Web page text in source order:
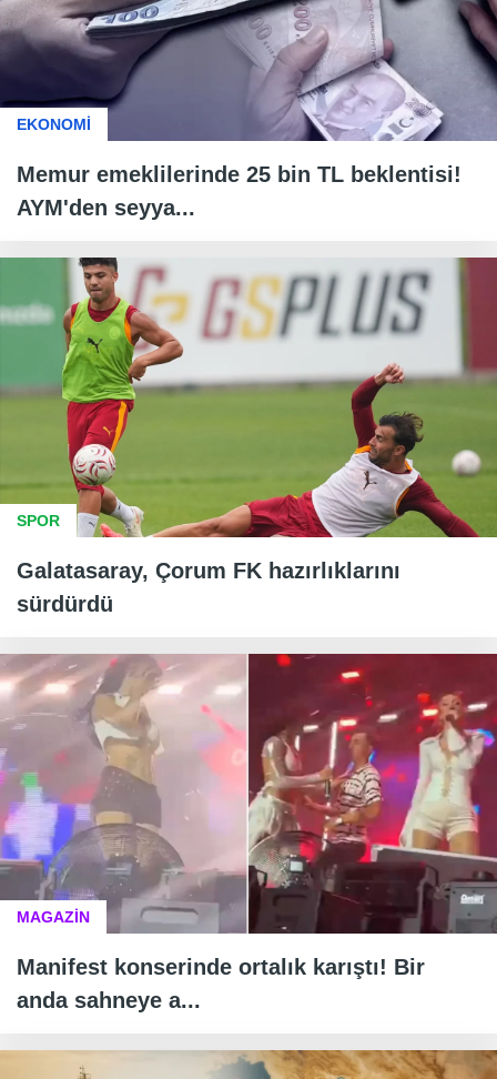
EKONOMİ
Memur emeklilerinde 25 bin TL beklentisi!
AYM'den seyya...
SPOR
Galatasaray, Çorum FK hazırlıklarını
sürdürdü
MAGAZİN
Manifest konserinde ortalık karıştı! Bir
anda sahneye a...